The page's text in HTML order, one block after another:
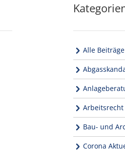
Alle
Arbeitsrecht
Bau- und
Corona